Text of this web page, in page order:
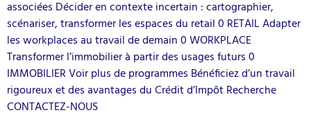
associées Décider en contexte incertain : cartographier,
scénariser, transformer les espaces du retail 0 RETAIL Adapter
les workplaces au travail de demain 0 WORKPLACE
Transformer l’immobilier à partir des usages futurs 0
IMMOBILIER Voir plus de programmes Bénéficiez d’un travail
rigoureux et des avantages du Crédit d’Impôt Recherche
CONTACTEZ-NOUS